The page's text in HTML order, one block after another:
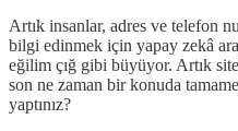
Artık insanlar, adres ve telefon
bilgi edinmek için yapay zekâ
eğilim çığ gibi büyüyor. Artık
son ne zaman bir konuda
yaptınız?